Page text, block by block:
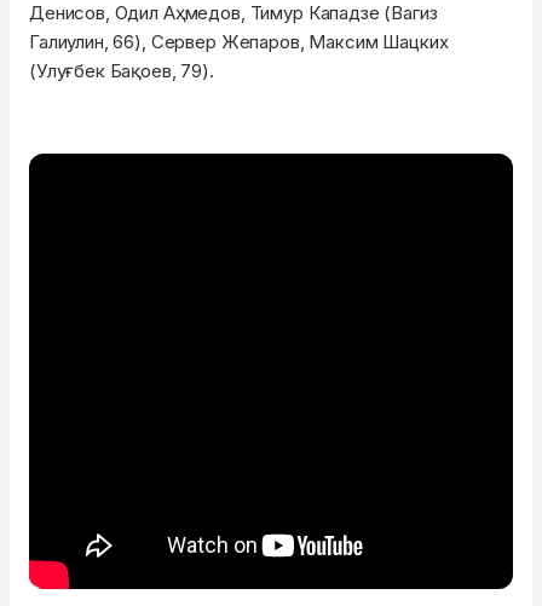
Денисов, Одил Аҳмедов, Тимур Кападзе (Вагиз
Галиулин, 66), Сервер Жепаров, Максим Шацких
(Улуғбек Бақоев, 79).